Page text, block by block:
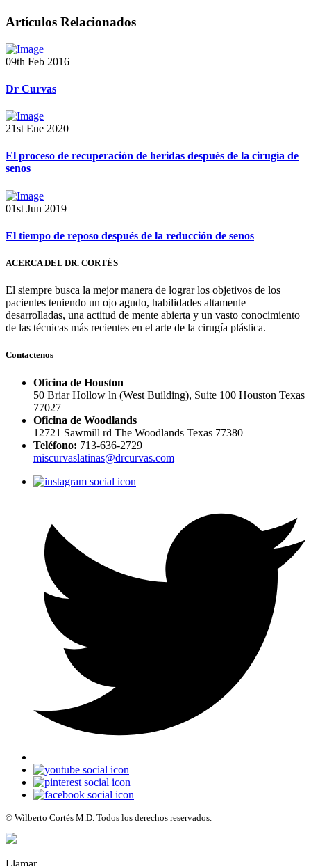
Artículos Relacionados
09th Feb 2016
Dr Curvas
21st Ene 2020
El proceso de recuperación de heridas después de la cirugía de
senos
01st Jun 2019
El tiempo de reposo después de la reducción de senos
ACERCA DEL DR. CORTÉS
El siempre busca la mejor manera de lograr los objetivos de los
pacientes teniendo un ojo agudo, habilidades altamente
desarrolladas, una actitud de mente abierta y un vasto conocimiento
de las técnicas más recientes en el arte de la cirugía plástica.
Contactenos
Oficina de Houston
50 Briar Hollow ln (West Building), Suite 100 Houston Texas
77027
Oficina de Woodlands
12721 Sawmill rd The Woodlands Texas 77380
Teléfono: 713-636-2729
miscurvaslatinas@drcurvas.com
© Wilberto Cortés M.D. Todos los derechos reservados.
Llamar